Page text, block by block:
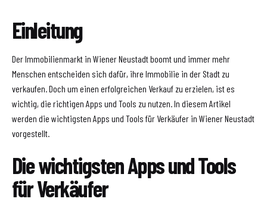
Einleitung
Der Immobilienmarkt in Wiener Neustadt boomt und immer mehr
Menschen entscheiden sich dafür, ihre Immobilie in der Stadt zu
verkaufen. Doch um einen erfolgreichen Verkauf zu erzielen, ist es
wichtig, die richtigen Apps und Tools zu nutzen. In diesem Artikel
werden die wichtigsten Apps und Tools für Verkäufer in Wiener Neustadt
vorgestellt.
Die wichtigsten Apps und Tools
für Verkäufer